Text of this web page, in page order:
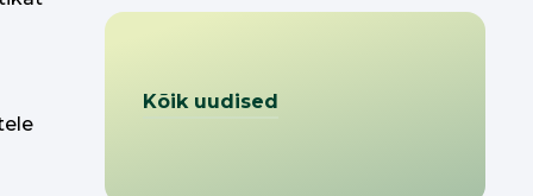
Kõik uudised